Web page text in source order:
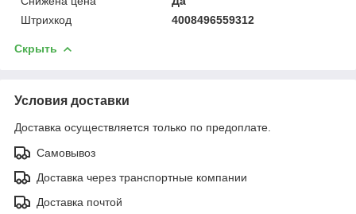
Штрихкод
4008496559312
Скрыть
Условия доставки
Доставка осуществляется только по предоплате.
Самовывоз
Доставка через транспортные компании
Доставка почтой